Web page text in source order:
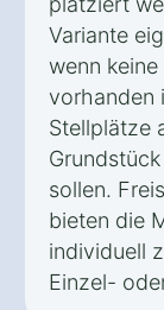
Variante
wenn
vorhanden
Stellplätze
sollen.
bieten die
individuell
Einzel-